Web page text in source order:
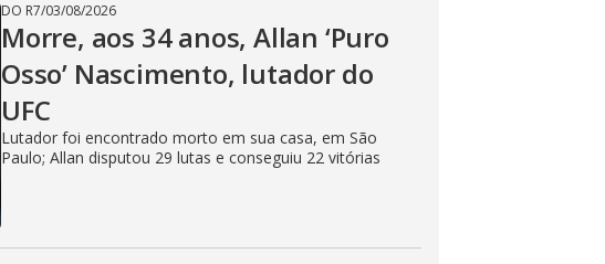
DO R7/03/08/2026
Morre, aos 34 anos, Allan ‘Puro
Osso’ Nascimento, lutador do
UFC
Lutador foi encontrado morto em sua casa, em São
Paulo; Allan disputou 29 lutas e conseguiu 22 vitórias